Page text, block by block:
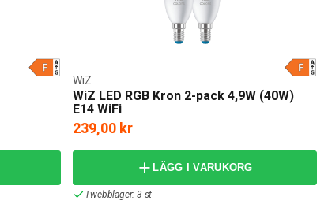
WiZ LED RGB Kron 2-pack 4,9W (40W)
E14 WiFi
WiZ
239,00 kr
LÄGG I VARUKORG
I webblager: 3 st